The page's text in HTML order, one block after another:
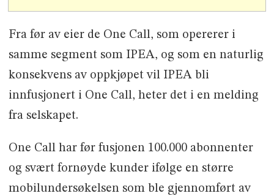
Fra før av eier de One Call, som opererer i
samme segment som IPEA, og som en naturlig
konsekvens av oppkjøpet vil IPEA bli
innfusjonert i One Call, heter det i en melding
fra selskapet.
One Call har før fusjonen 100.000 abonnenter
og svært fornøyde kunder ifølge en større
mobilundersøkelsen som ble gjennomført av